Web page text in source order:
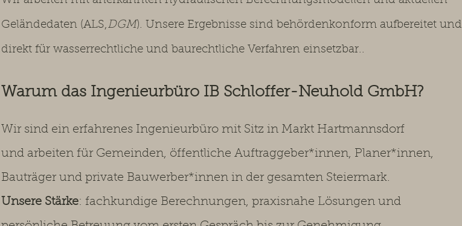
Geländedaten (ALS,DGM). Unsere Ergebnisse sind behördenkonform aufbereitet und
direkt für wasserrechtliche und baurechtliche Verfahren einsetzbar..
Warum das Ingenieurbüro IB Schloffer-Neuhold GmbH?
Wir sind ein erfahrenes Ingenieurbüro mit Sitz in Markt Hartmannsdorf
und arbeiten für Gemeinden, öffentliche Auftraggeber*innen, Planer*innen,
Bauträger und private Bauwerber*innen in der gesamten Steiermark.
Unsere Stärke: fachkundige Berechnungen, praxisnahe Lösungen und